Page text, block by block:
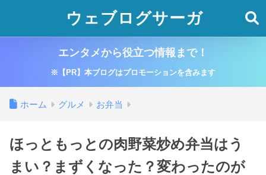
ウェブログサーガ
エンタメから役立つ情報まで！
※【PR】本ブログはプロモーションを含みます
ホーム グルメ お弁当
ほっともっとの肉野菜炒め弁当はう
まい？まずくなった？変わったのが